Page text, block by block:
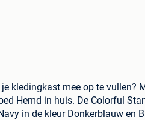
kledingkast mee op te vullen?
Hemd in huis. De Colorful
in de kleur Donkerblauw en